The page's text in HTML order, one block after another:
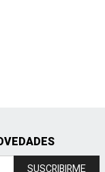
SUSCRIBIRME